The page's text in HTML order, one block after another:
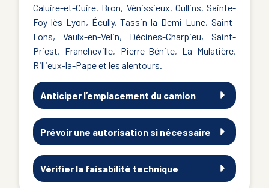
Caluire-et-Cuire, Bron, Vénissieux, Oullins, Sainte-
Foy-lès-Lyon, Écully, Tassin-la-Demi-Lune, Saint-
Fons, Vaulx-en-Velin, Décines-Charpieu, Saint-
Priest, Francheville, Pierre-Bénite, La Mulatière,
Rillieux-la-Pape et les alentours.
Anticiper l’emplacement du camion
Prévoir une autorisation si nécessaire
Vérifier la faisabilité technique